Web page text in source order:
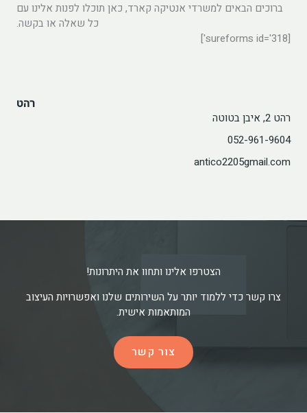
ברוכים הבאים למשרדי אנטיקה קארד, כאן תוכלו לפנות אלינו עם
כל שאלה או בקשה.
[sureforms id='318']
רהט
רהט 2, איבן בטוטה
052-961-9604
antico2205gmail.com
הצטרפו אלינו ותחוו את היתרונות!
צרו קשר כדי ללמוד יותר על השירותים שלנו ואפשרויות העיצוב
המותאמות אישית.
צור קשר